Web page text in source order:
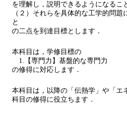
を理解し，説明できるようになるこ
（２）それらを具体的な工学的問題
と
の二点を到達目標とします．
本科目は，学修目標の
1.【専門力】基盤的な専門力
の修得に対応します．
本科目は，以降の「伝熱学」や「エ
科目の修得に役立ちます．